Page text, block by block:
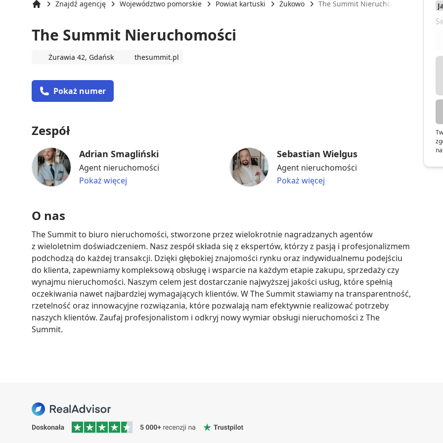
Znajdź agencję Województwo pomorskie Powiat kartuski Żukowo The Summit Nieruchomości
The Summit Nieruchomości
Żurawia 42, Gdańsk thesummit.pl
Pokaż numer
Zespół
Adrian Smagliński
Agent nieruchomości
Pokaż więcej
Sebastian Wielgus
Agent nieruchomości
Pokaż więcej
O nas
The Summit to biuro nieruchomości, stworzone przez wielokrotnie nagradzanych agentów
z wieloletnim doświadczeniem. Nasz zespół składa się z ekspertów, którzy z pasją i profesjonalizmem
podchodzą do każdej transakcji. Dzięki głębokiej znajomości rynku oraz indywidualnemu podejściu
do klienta, zapewniamy kompleksową obsługę i wsparcie na każdym etapie zakupu, sprzedaży czy
wynajmu nieruchomości. Naszym celem jest dostarczanie najwyższej jakości usług, które spełnią
oczekiwania nawet najbardziej wymagających klientów. W The Summit stawiamy na transparentność,
rzetelność oraz innowacyjne rozwiązania, które pozwalają nam efektywnie realizować potrzeby
naszych klientów. Zaufaj profesjonalistom i odkryj nowy wymiar obsługi nieruchomości z The
Summit.